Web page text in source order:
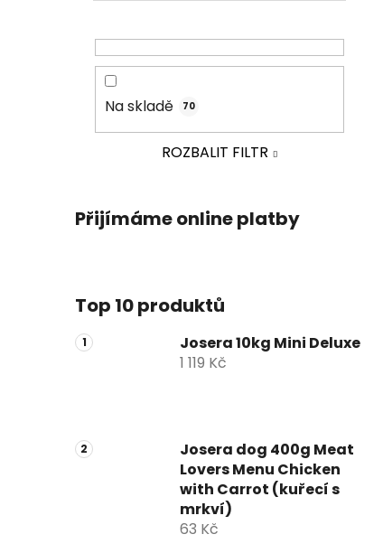
Na skladě 70
ROZBALIT FILTR
Přijímáme online platby
Top 10 produktů
Josera 10kg Mini Deluxe
1 119 Kč
Josera dog 400g Meat
Lovers Menu Chicken
with Carrot (kuřecí s
mrkví)
63 Kč